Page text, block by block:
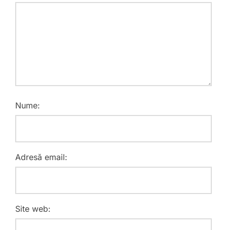
Nume:
Adresă email:
Site web: